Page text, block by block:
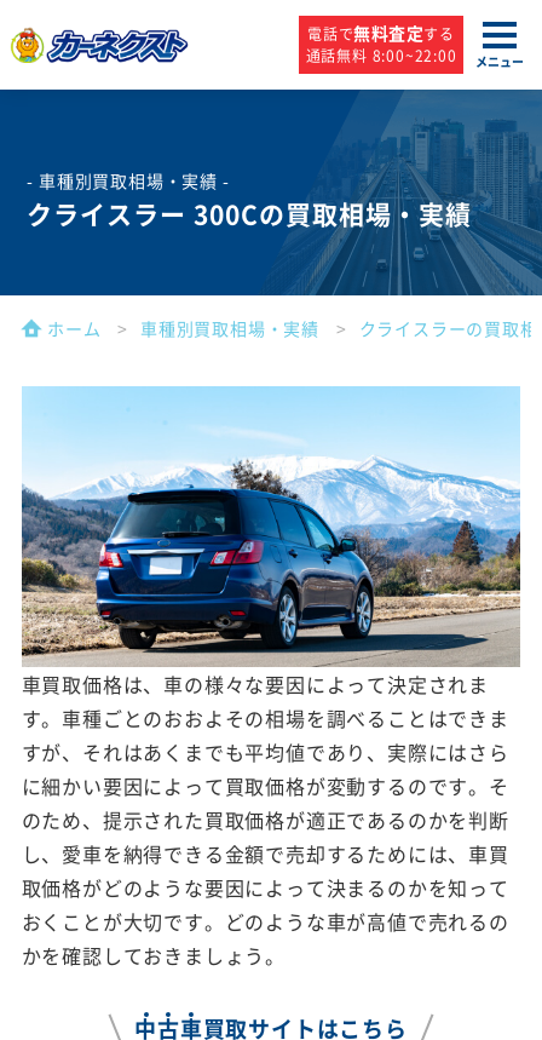
電話で無料査定する
通話無料 8:00~22:00
メニュー
- 車種別買取相場・実績 -
クライスラー 300Cの買取相場・実績
ホーム 車種別買取相場・実績 クライスラーの買取
車買取価格は、車の様々な要因によって決定されま
す。車種ごとのおおよその相場を調べることはできま
すが、それはあくまでも平均値であり、実際にはさら
に細かい要因によって買取価格が変動するのです。そ
のため、提示された買取価格が適正であるのかを判断
し、愛車を納得できる金額で売却するためには、車買
取価格がどのような要因によって決まるのかを知って
おくことが大切です。どのような車が高値で売れるの
かを確認しておきましょう。
中古車買取サイトはこちら